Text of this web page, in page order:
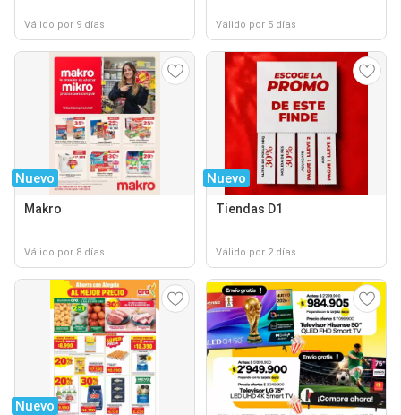
Válido por 9 días Válido por 5 días
Nuevo
Makro
Válido por 8 días
Nuevo
Tiendas D1
Válido por 2 días
Nuevo